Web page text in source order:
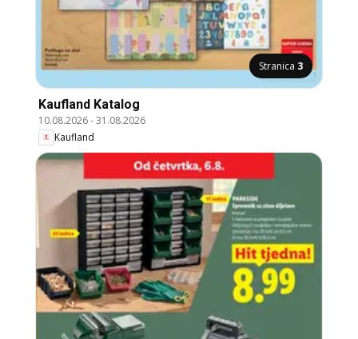
Stranica 3
Kaufland Katalog
10.08.2026-31.08.2026
Kaufland